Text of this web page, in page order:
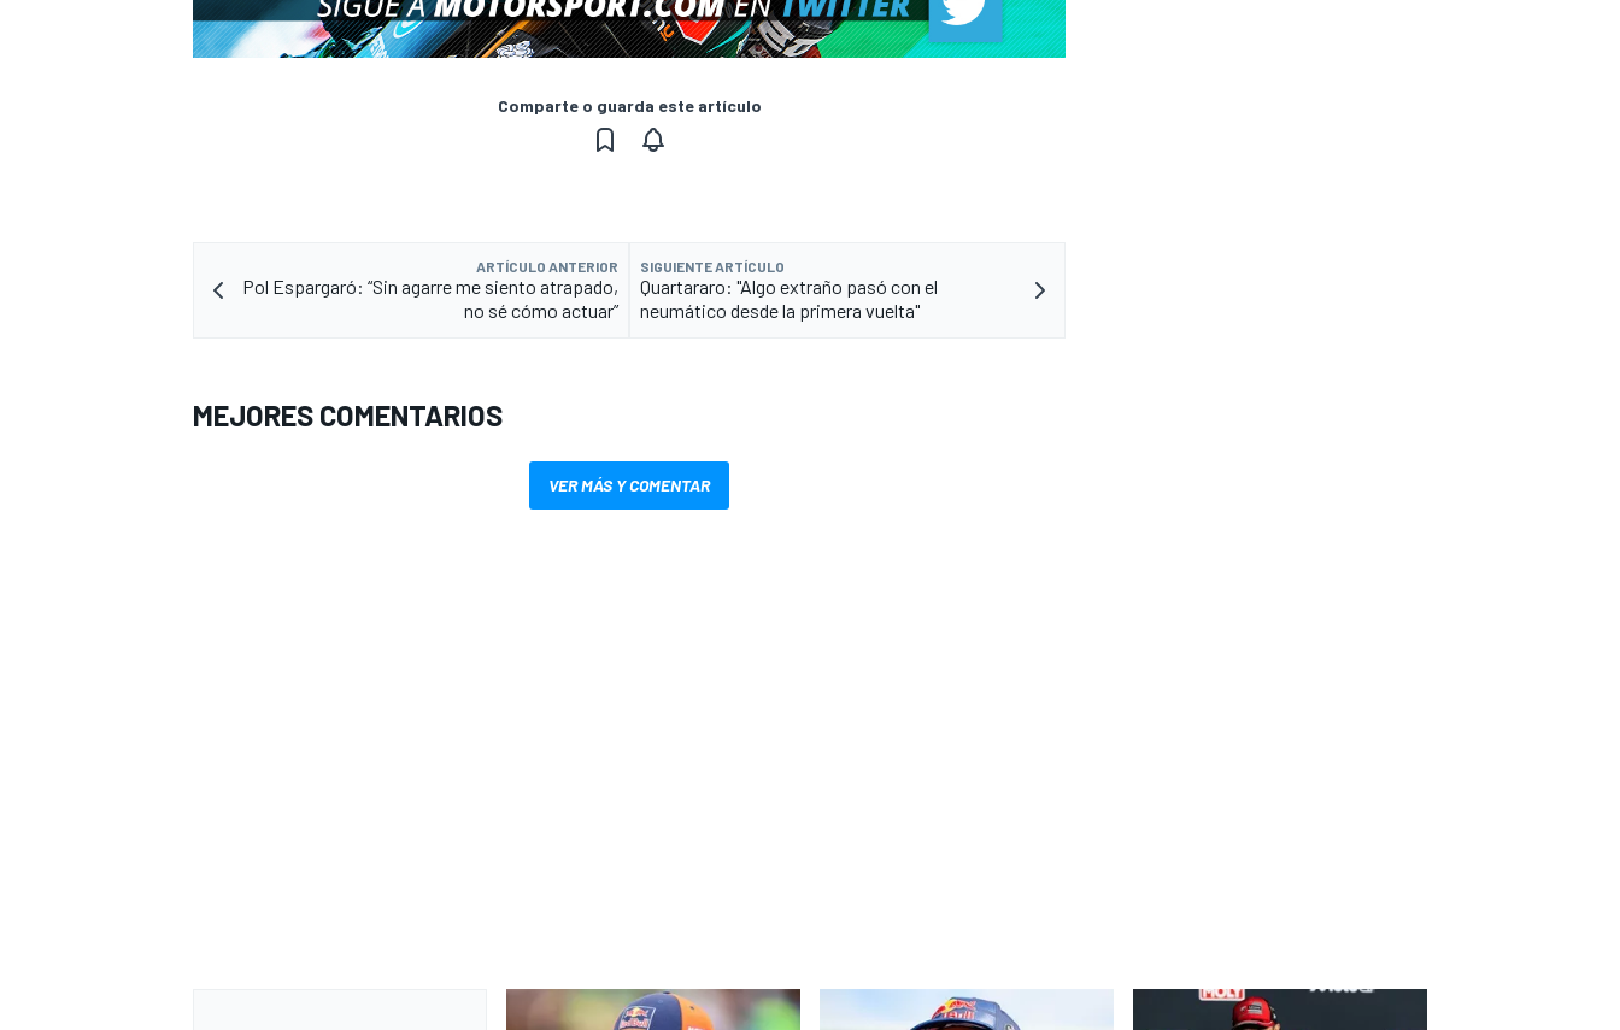
Comparte o guarda este artículo
ARTÍCULO ANTERIOR
Pol Espargaró: “Sin agarre me siento atrapado,
no sé cómo actuar”
SIGUIENTE ARTÍCULO
Quartararo: "Algo extraño pasó con el
neumático desde la primera vuelta"
MEJORES COMENTARIOS
VER MÁS Y COMENTAR